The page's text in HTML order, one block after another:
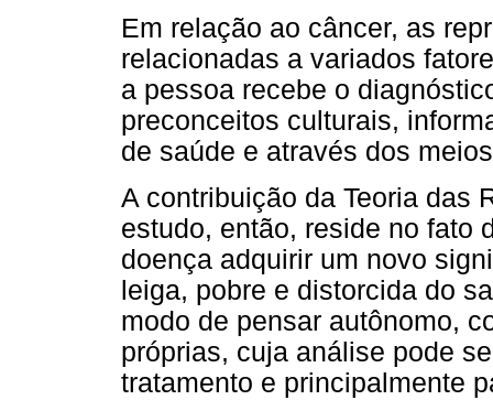
Em relação ao câncer, as
relacionadas a variados
a pessoa recebe o
preconceitos culturais,
de saúde e através dos
A contribuição da Teoria das
estudo, então, reside no fato
doença adquirir um novo
leiga, pobre e distorcida do
modo de pensar autônomo,
próprias, cuja análise pode
tratamento e principalmente